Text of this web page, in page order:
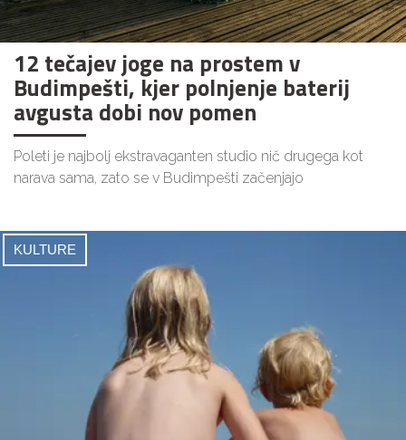
12 tečajev joge na prostem v
Budimpešti, kjer polnjenje baterij
avgusta dobi nov pomen
Poleti je najbolj ekstravaganten studio nič drugega kot
narava sama, zato se v Budimpešti začenjajo
KULTURE